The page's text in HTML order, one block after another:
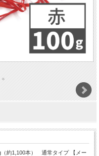
約1,100本） 通常タイプ 【メー